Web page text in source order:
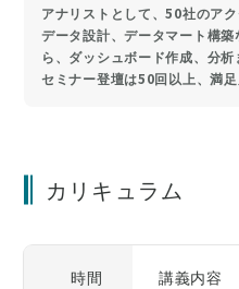
アナリストとして、50社のア
データ設計、データマート構
ら、ダッシュボード作成、分析
セミナー登壇は50回以上、満
カリキュラム
時間 講義内容